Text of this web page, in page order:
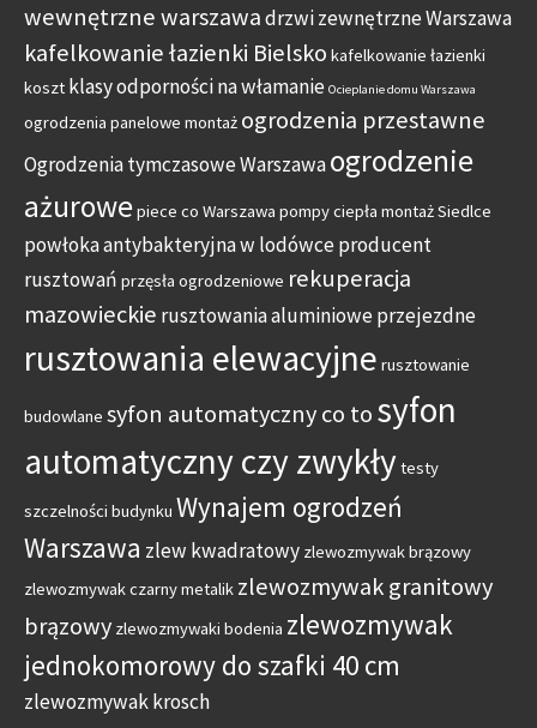
wewnętrzne warszawadrzwi zewnętrzne Warszawa
kafelkowanie łazienki Bielsko kafelkowanie łazienki
koszt klasy odporności na włamanie Ocieplanie domu Warszawa
ogrodzenia panelowe montaż ogrodzenia przestawne
Ogrodzenia tymczasowe Warszawaogrodzenie
ażurowepiece co Warszawa pompy ciepła montaż Siedlce
powłoka antybakteryjna w lodówceproducent
rusztowań przęsła ogrodzeniowe rekuperacja
mazowieckie rusztowania aluminiowe przejezdne
rusztowania elewacyjne rusztowanie
budowlane syfon automatyczny co tosyfon
automatyczny czy zwykłytesty
szczelności budynku Wynajem ogrodzeń
Warszawa zlew kwadratowy zlewozmywak brązowy
zlewozmywak czarny metalik zlewozmywak granitowy
brązowy zlewozmywaki bodenia zlewozmywak
jednokomorowy do szafki 40 cm
zlewozmywak krosch